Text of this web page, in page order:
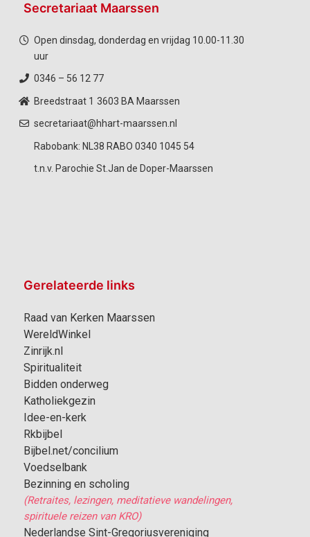
Secretariaat Maarssen
Open dinsdag, donderdag en vrijdag 10.00-11.30
uur
0346 – 56 12 77
Breedstraat 1 3603 BA Maarssen
secretariaat@hhart-maarssen.nl
Rabobank: NL38 RABO 0340 1045 54
t.n.v. Parochie St.Jan de Doper-Maarssen
Gerelateerde links
Raad van Kerken Maarssen
WereldWinkel
Zinrijk.nl
Spiritualiteit
Bidden onderweg
Katholiekgezin
Idee-en-kerk
Rkbijbel
Bijbel.net/concilium
Voedselbank
Bezinning en scholing
(Retraites, lezingen, meditatieve wandelingen,
spirituele reizen van KRO)
Nederlandse Sint-Gregoriusvereniging